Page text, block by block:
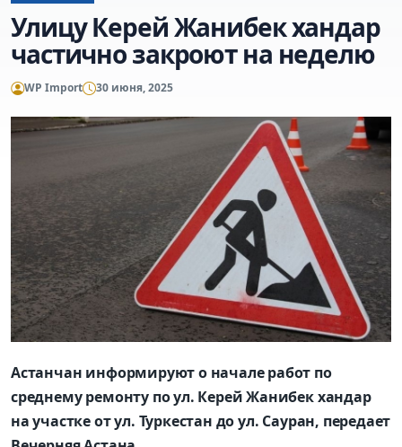
Улицу Керей Жанибек хандар
частично закроют на неделю
WP Import 30 июня, 2025
Астанчан информируют о начале работ по
среднему ремонту по ул. Керей Жанибек хандар
на участке от ул. Туркестан до ул. Сауран, передает